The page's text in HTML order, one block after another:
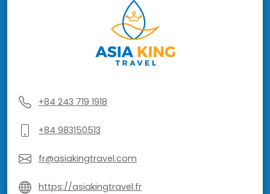
+84 243 719 1918
+84 983150513
fr@asiakingtravel.com
https://asiakingtravel.fr